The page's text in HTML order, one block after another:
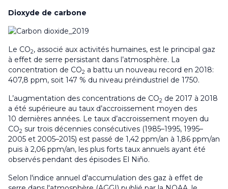
Dioxyde de carbone
Le CO2, associé aux activités humaines, est le principal gaz
à effet de serre persistant dans l’atmosphère. La
concentration de CO2 a battu un nouveau record en 2018:
407,8 ppm, soit 147 % du niveau préindustriel de 1750.
L’augmentation des concentrations de CO2 de 2017 à 2018
a été supérieure au taux d’accroissement moyen des
10 dernières années. Le taux d’accroissement moyen du
CO2 sur trois décennies consécutives (1985–1995, 1995–
2005 et 2005–2015) est passé de 1,42 ppm/an à 1,86 ppm/an
puis à 2,06 ppm/an, les plus forts taux annuels ayant été
observés pendant des épisodes El Niño.
Selon l'indice annuel d'accumulation des gaz à effet de